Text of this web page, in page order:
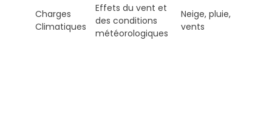
Charges
Climatiques
Effets du vent et
des conditions
météorologiques
Neige, pluie,
vents